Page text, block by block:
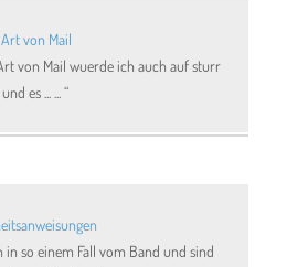
von Mail
von Mail wuerde ich auch auf sturr
es ... ...
in so einem Fall vom Band und sind